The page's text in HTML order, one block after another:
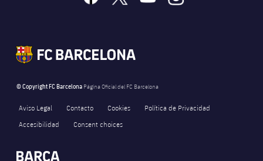
© Copyright FC Barcelona Página Oficial del FC Barcelona
Aviso Legal Contacto Cookies
Política de Privacidad
Accesibilidad
Consent choices